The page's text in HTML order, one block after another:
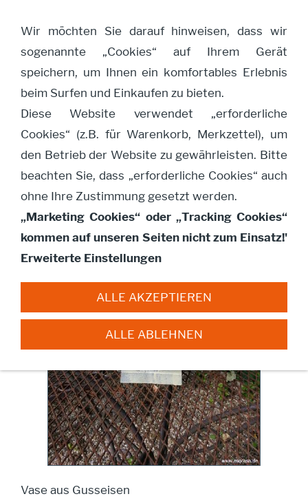
Navigation öffnen
Vase Eisen weiß
gewischt
Vase aus Gusseisen
Wir möchten Sie darauf hinweisen, dass wir
sogenannte „Cookies“ auf Ihrem Gerät
speichern, um Ihnen ein komfortables Erlebnis
beim Surfen und Einkaufen zu bieten.
Diese Website verwendet „erforderliche
Cookies“ (z.B. für Warenkorb, Merkzettel), um
den Betrieb der Website zu gewährleisten. Bitte
beachten Sie, dass „erforderliche Cookies“ auch
ohne Ihre Zustimmung gesetzt werden.
„Marketing Cookies“ oder „Tracking Cookies“
kommen auf unseren Seiten nicht zum Einsatz!'
Erweiterte Einstellungen
ALLE AKZEPTIEREN
ALLE ABLEHNEN